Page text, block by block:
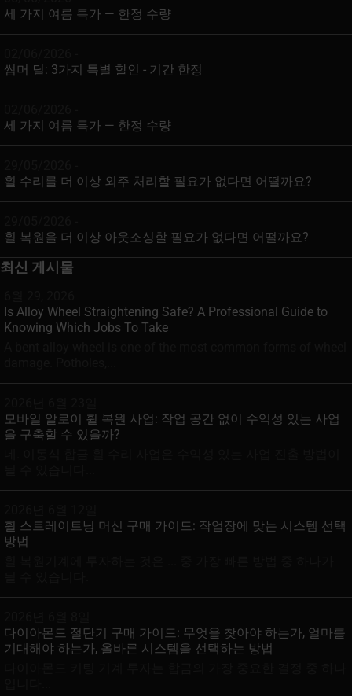
세 가지 여름 특가 — 한정 수량
썸머 딜: 3가지 특별 할인 - 기간 한정
세 가지 여름 특가 — 한정 수량
휠 수리를 더 이상 외주 처리할 필요가 없다면 어떨까요?
휠 복원을 더 이상 아웃소싱할 필요가 없다면 어떨까요?
최신 게시물
Is Alloy Wheel Straightening Safe? A Professional Guide to
Knowing Which Jobs To Take
모바일 알로이 휠 복원 사업: 작업 공간 없이 수익성 있는 사업
을 구축할 수 있을까?
휠 스트레이트닝 머신 구매 가이드: 작업장에 맞는 시스템 선택
방법
다이아몬드 절단기 구매 가이드: 무엇을 찾아야 하는가, 얼마를
기대해야 하는가, 올바른 시스템을 선택하는 방법